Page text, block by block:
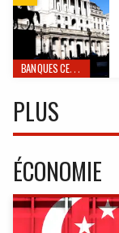
BANQUES CENTRALES
PLUS
ÉCONOMIE